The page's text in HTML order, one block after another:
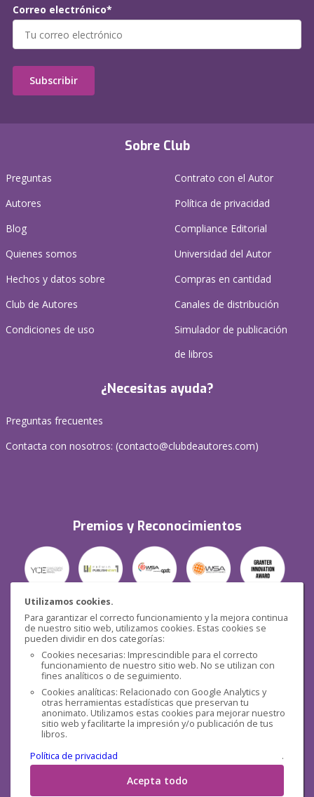
Utilizamos cookies.
Para garantizar el correcto funcionamiento y la mejora continua
de nuestro sitio web, utilizamos cookies. Estas cookies se
pueden dividir en dos categorías:
Cookies necesarias: Imprescindible para el correcto
funcionamiento de nuestro sitio web. No se utilizan con
fines analíticos o de seguimiento.
Cookies analíticas: Relacionado con Google Analytics y
otras herramientas estadísticas que preservan tu
anonimato. Utilizamos estas cookies para mejorar nuestro
sitio web y facilitarte la impresión y/o publicación de tus
libros.
Política de privacidad
.
Acepta todo
Sobre Club
Preguntas
Autores
Blog
Quienes somos
Hechos y datos sobre
Club de Autores
Condiciones de uso
Contrato con el Autor
Política de privacidad
Compliance Editorial
Universidad del Autor
Compras en cantidad
Canales de distribución
Simulador de publicación
de libros
¿Necesitas ayuda?
Preguntas frecuentes
Contacta con nosotros: (contacto@clubdeautores.com)
Premios y Reconocimientos
Seguridad
Redes sociales
Correo electrónico*
Subscribir